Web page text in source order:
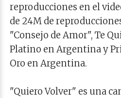
reproducciones en el
de 24M de
"Consejo de Amor", Te
Platino en Argentina y
Oro en Argentina.
"Quiero Volver" es una